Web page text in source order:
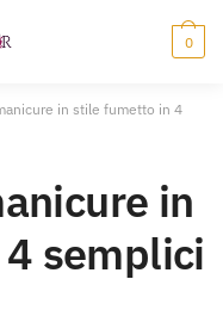
0
in stile fumetto in 4
in
semplici